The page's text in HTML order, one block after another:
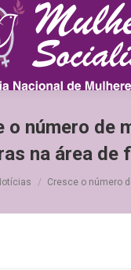
o número de
na área de
aqui:Cresce o número